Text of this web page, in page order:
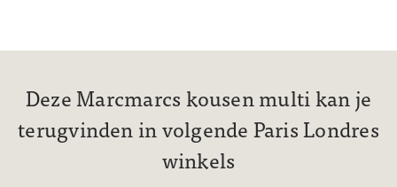
Deze Marcmarcs kousen multi kan je
terugvinden in volgende Paris Londres
winkels